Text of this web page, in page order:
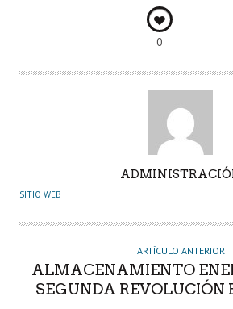
0
U
O
SITIO WEB
ARTÍCULO ANTERIOR
ALMACENAMIENTO
SEGUNDA REVOLUCIÓN